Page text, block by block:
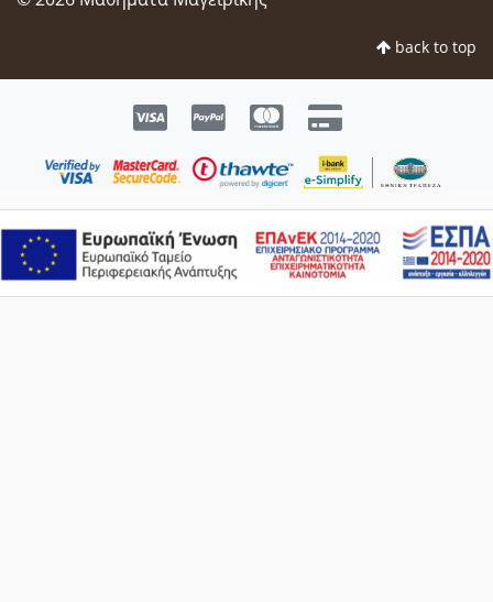
back to top